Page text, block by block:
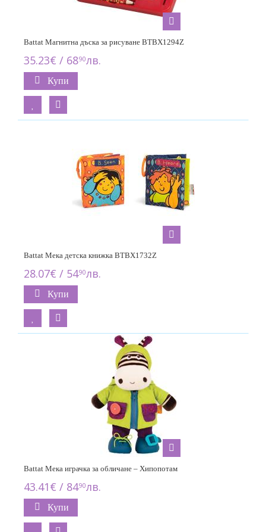
Battat Магнитна дъска за рисуване BTBX1294Z
35.23€ / 6890лв.
Купи
Battat Мека детска книжка BTBX1732Z
28.07€ / 5490лв.
Купи
Battat Мека играчка за обличане – Хипопотам
43.41€ / 8490лв.
Купи